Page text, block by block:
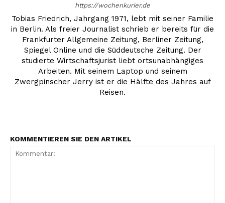
https://wochenkurier.de
Tobias Friedrich, Jahrgang 1971, lebt mit seiner Familie
in Berlin. Als freier Journalist schrieb er bereits für die
Frankfurter Allgemeine Zeitung, Berliner Zeitung,
Spiegel Online und die Süddeutsche Zeitung. Der
studierte Wirtschaftsjurist liebt ortsunabhängiges
Arbeiten. Mit seinem Laptop und seinem
Zwergpinscher Jerry ist er die Hälfte des Jahres auf
Reisen.
KOMMENTIEREN SIE DEN ARTIKEL